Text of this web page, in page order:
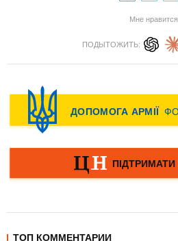
Мне нравится
ПОДЫТОЖИТЬ:
ТОП КОММЕНТАРИИ